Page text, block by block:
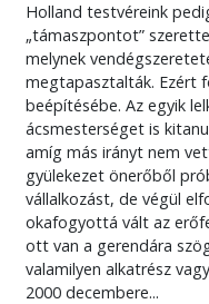
Holland testvéreink
„támaszpontot”
melynek
megtapasztalták. Ezért
beépítésébe. Az egyik
ácsmesterséget is
amíg más irányt nem
gyülekezet önerőből
vállalkozást, de végül
okafogyottá vált az
ott van a gerendára
valamilyen alkatrész
2000 decembere...